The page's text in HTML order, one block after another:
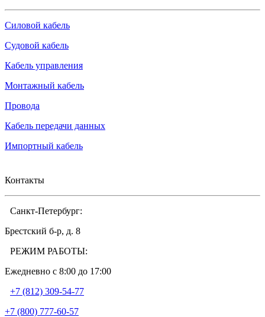
Силовой кабель
Судовой кабель
Кабель управления
Монтажный кабель
Провода
Кабель передачи данных
Импортный кабель
Контакты
Санкт-Петербург:
Брестский б-р, д. 8
РЕЖИМ РАБОТЫ:
Ежедневно c 8:00 до 17:00
+7 (812) 309-54-77
+7 (800) 777-60-57